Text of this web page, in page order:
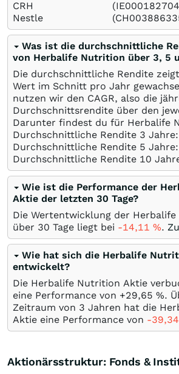
CRH
Nestle
Was ist die durchschnittliche
von Herbalife Nutrition über 3, 5
Die durchschnittliche Rendite
Wert im Schnitt pro Jahr
nutzen wir den CAGR, also die
Durchschnittsrendite über den
Darunter findest du für Herbalife
Durchschnittliche Rendite 3
Durchschnittliche Rendite 5
Durchschnittliche Rendite 10
Wie ist die Performance der
Aktie der letzten 30 Tage?
Die Wertentwicklung der
über 30 Tage liegt bei -14,11 %.
Wie hat sich die Herbalife
entwickelt?
Die Herbalife Nutrition Aktie
eine Performance von +29,65 %.
Zeitraum von 3 Jahren hat die
Aktie eine Performance von -39,34
Aktionärsstruktur: Fonds &